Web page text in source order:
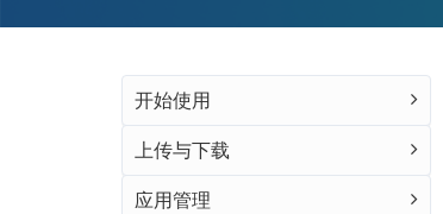
开始使用
上传与下载
应用管理